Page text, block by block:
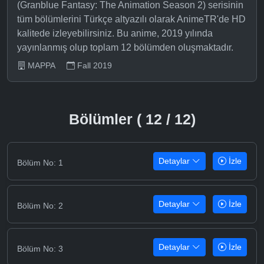
(Granblue Fantasy: The Animation Season 2) serisinin
tüm bölümlerini Türkçe altyazılı olarak AnimeTR'de HD
kalitede izleyebilirsiniz. Bu anime, 2019 yılında
yayınlanmış olup toplam 12 bölümden oluşmaktadır.
MAPPA Fall 2019
Bölümler ( 12 / 12)
Bölüm No: 1 Detaylar İzle
Bölüm No: 2 Detaylar İzle
Bölüm No: 3 Detaylar İzle